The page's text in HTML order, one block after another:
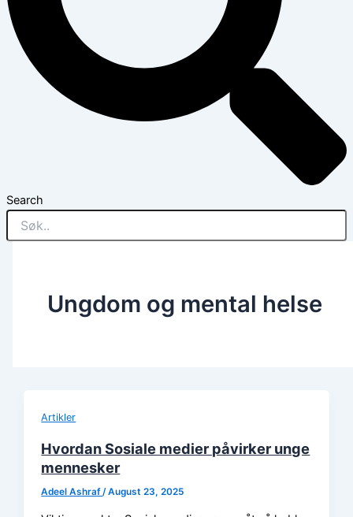
Search
Ungdom og mental helse
Artikler
Hvordan Sosiale medier påvirker unge
mennesker
Adeel Ashraf /August 23, 2025